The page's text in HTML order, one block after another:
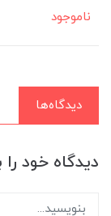
ناموجود
دیدگاه‌ها
دیدگاه خود